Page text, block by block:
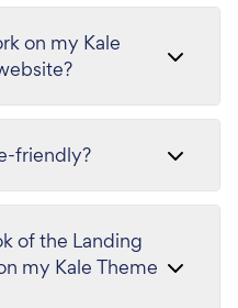
on my Kale
friendly?
of the Landing
my Kale Theme